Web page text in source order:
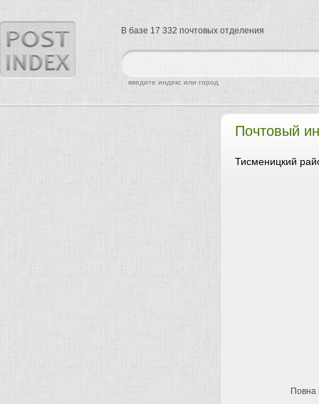
Почтовый
Тисменицкий
Повна
найти
введите индекс или город
В базе 17 332 почтовых отделения